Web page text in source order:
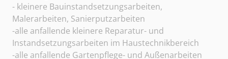
- kleinere Bauinstandsetzungsarbeiten,
Malerarbeiten, Sanierputzarbeiten
-alle anfallende kleinere Reparatur- und
Instandsetzungsarbeiten im Haustechnikbereich
-alle anfallende Gartenpflege- und Außenarbeiten